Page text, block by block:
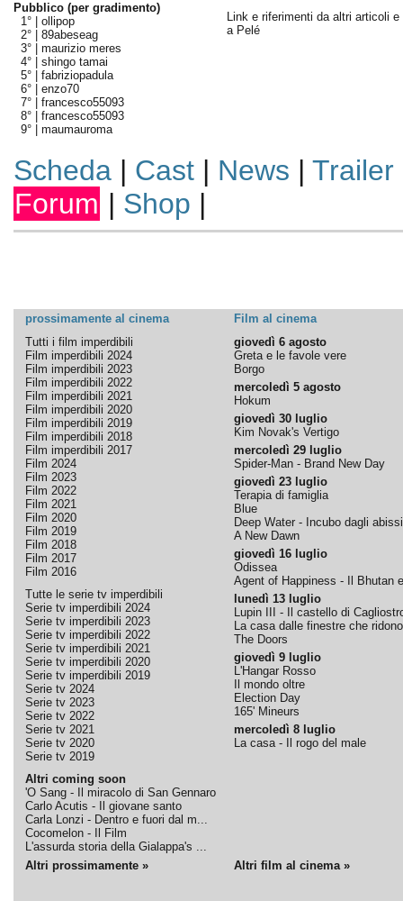
Pubblico (per gradimento)
1° | ollipop
2° | 89abeseag
3° | maurizio meres
4° | shingo tamai
5° | fabriziopadula
6° | enzo70
7° | francesco55093
8° | francesco55093
9° | maumauroma
Link e riferimenti da altri articoli e
a Pelé
Scheda| Cast| News | Trailer
Forum | Shop |
prossimamente al cinema
Film al cinema
Tutti i film imperdibili
Film imperdibili 2024
Film imperdibili 2023
Film imperdibili 2022
Film imperdibili 2021
Film imperdibili 2020
Film imperdibili 2019
Film imperdibili 2018
Film imperdibili 2017
Film 2024
Film 2023
Film 2022
Film 2021
Film 2020
Film 2019
Film 2018
Film 2017
Film 2016
Tutte le serie tv imperdibili
Serie tv imperdibili 2024
Serie tv imperdibili 2023
Serie tv imperdibili 2022
Serie tv imperdibili 2021
Serie tv imperdibili 2020
Serie tv imperdibili 2019
Serie tv 2024
Serie tv 2023
Serie tv 2022
Serie tv 2021
Serie tv 2020
Serie tv 2019
Altri coming soon
'O Sang - Il miracolo di San Gennaro
Carlo Acutis - Il giovane santo
Carla Lonzi - Dentro e fuori dal m...
Cocomelon - Il Film
L'assurda storia della Gialappa's ...
giovedì 6 agosto
Greta e le favole vere
Borgo
mercoledì 5 agosto
Hokum
giovedì 30 luglio
Kim Novak's Vertigo
mercoledì 29 luglio
Spider-Man - Brand New Day
giovedì 23 luglio
Terapia di famiglia
Blue
Deep Water - Incubo dagli abissi
A New Dawn
giovedì 16 luglio
Odissea
Agent of Happiness - Il Bhutan
lunedì 13 luglio
Lupin III - Il castello di
La casa dalle finestre che ridono
The Doors
giovedì 9 luglio
L'Hangar Rosso
Il mondo oltre
Election Day
165' Mineurs
mercoledì 8 luglio
La casa - Il rogo del male
Altri prossimamente » Altri film al cinema »